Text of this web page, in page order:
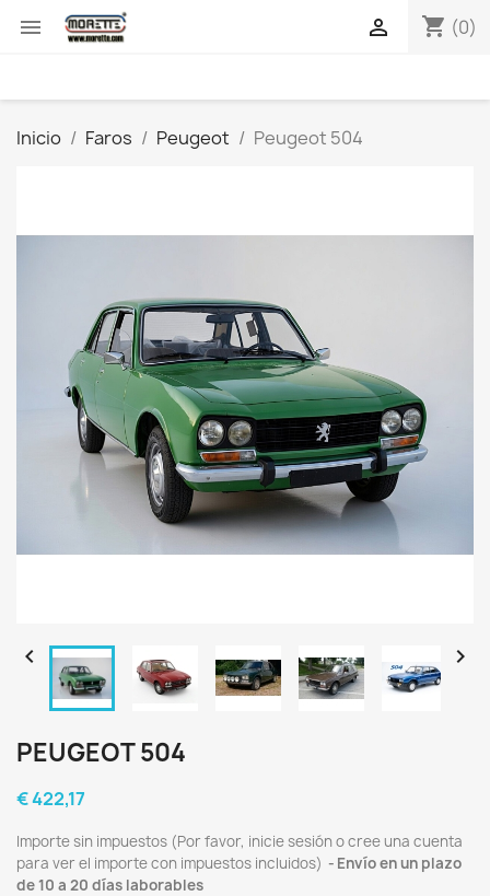
 shopping_cart (0)

Inicio Faros Peugeot Peugeot 504
 
PEUGEOT 504
€ 422,17
Importe sin impuestos (Por favor, inicie sesión o cree una cuenta
para ver el importe con impuestos incluidos)
Envío en un plazo
de 10 a 20 días laborables